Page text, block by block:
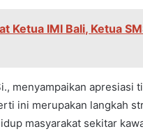
Ketua IMI Bali, Ketua
menyampaikan apresiasi
ini merupakan langkah
masyarakat sekitar